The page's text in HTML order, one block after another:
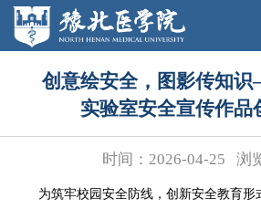
创意绘安全，图影传知
实验室安全宣传作品
时间：2026-04-25 浏
为筑牢校园安全防线，创新安全教育